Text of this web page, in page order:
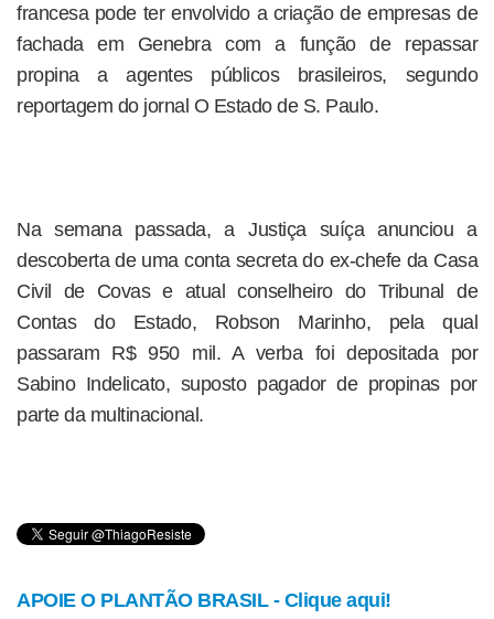
francesa pode ter envolvido a criação de empresas de
fachada em Genebra com a função de repassar
propina a agentes públicos brasileiros, segundo
reportagem do jornal O Estado de S. Paulo.
Na semana passada, a Justiça suíça anunciou a
descoberta de uma conta secreta do ex-chefe da Casa
Civil de Covas e atual conselheiro do Tribunal de
Contas do Estado, Robson Marinho, pela qual
passaram R$ 950 mil. A verba foi depositada por
Sabino Indelicato, suposto pagador de propinas por
parte da multinacional.
APOIE O PLANTÃO BRASIL - Clique aqui!